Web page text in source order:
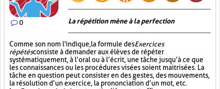
0 La répétition mène à la perfection
Comme son nom l'indique, la formule desExercices
répétésconsiste à demander aux élèves de répéter
systématiquement, à l’oral ou à l’écrit, une tâche jusqu’à ce que
les connaissances ou les procédures visées soient maitrisées. La
tâche en question peut consister en des gestes, des mouvements,
la résolution d’un exercice, la prononciation d’un mot, etc.